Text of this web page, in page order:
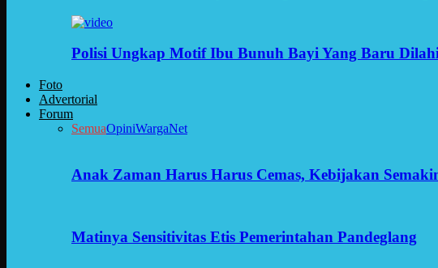
Polisi Ungkap Motif Ibu Bunuh Bayi Yang Baru
Foto
Advertorial
Forum
SemuaOpiniWargaNet
Anak Zaman Harus Harus Cemas, Kebijakan
Matinya Sensitivitas Etis Pemerintahan Pandeglang